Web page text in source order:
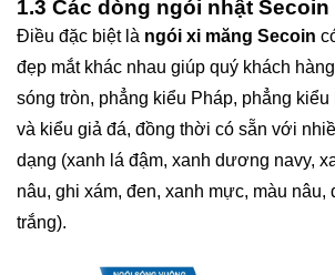
1.3 Các dòng ngói nhật Secoin
Điều đặc biệt là ngói xi măng Secoin
đẹp mắt khác nhau giúp quý khách
sóng tròn, phẳng kiểu Pháp, phẳng kiểu
và kiểu giả đá, đồng thời có sẵn với
dạng (xanh lá đậm, xanh dương navy,
nâu, ghi xám, đen, xanh mực, màu nâu,
trắng).